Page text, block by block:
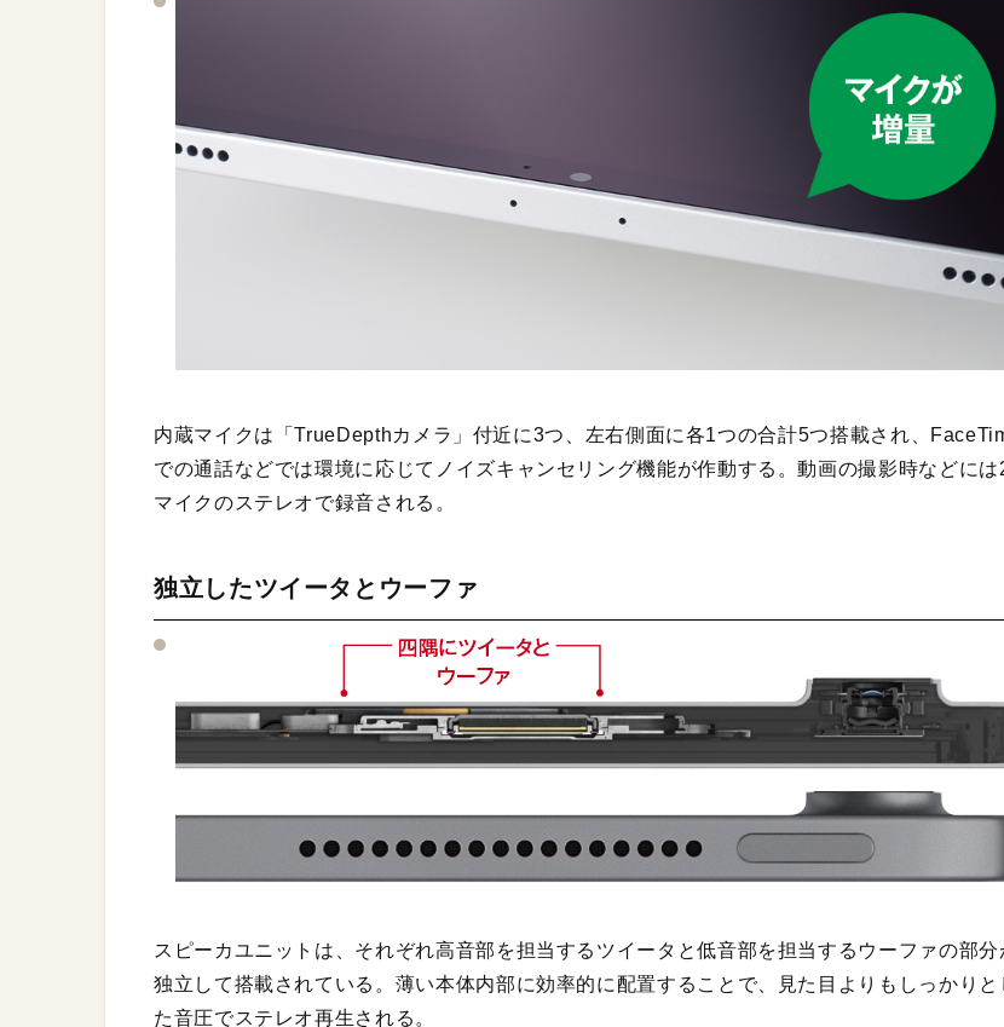
内蔵マイクは「TrueDepthカメラ」付近に3つ、左右側面に各1つの合計5つ搭載され、
での通話などでは環境に応じてノイズキャンセリング機能が作動する。動画の撮影時などには
マイクのステレオで録音される。
独立したツイータとウーファ
スピーカユニットは、それぞれ高音部を担当するツイータと低音部を担当するウーファの部分
独立して搭載されている。薄い本体内部に効率的に配置することで、見た目よりもしっかりと
た音圧でステレオ再生される。